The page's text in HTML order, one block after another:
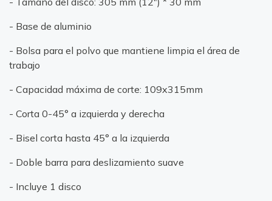
- Base de aluminio
- Bolsa para el polvo que mantiene limpia el área de
trabajo
- Capacidad máxima de corte: 109x315mm
- Corta 0-45° a izquierda y derecha
- Bisel corta hasta 45° a la izquierda
- Doble barra para deslizamiento suave
- Incluye 1 disco